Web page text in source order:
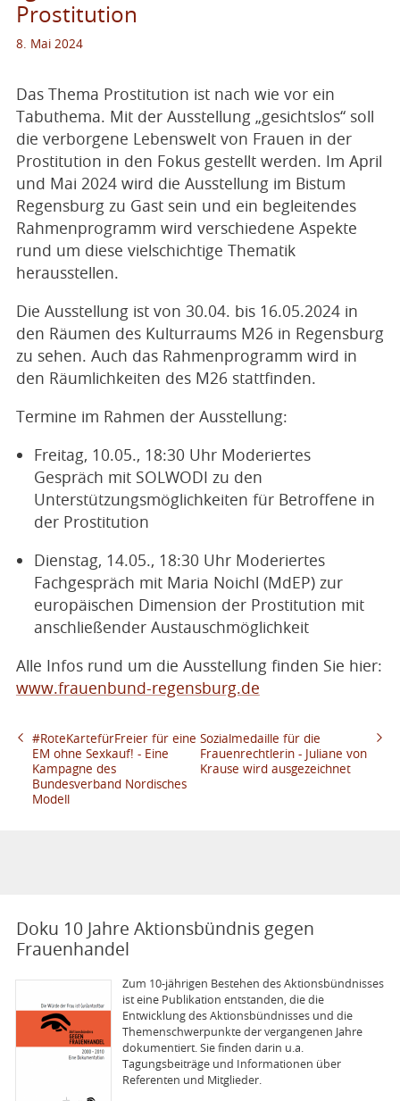
Fachtagungen
Impressum und Datenschutzerklärung
Prostitution
8. Mai 2024
Das Thema Prostitution ist nach wie vor ein
Tabuthema. Mit der Ausstellung „gesichtslos“ soll
die verborgene Lebenswelt von Frauen in der
Prostitution in den Fokus gestellt werden. Im April
und Mai 2024 wird die Ausstellung im Bistum
Regensburg zu Gast sein und ein begleitendes
Rahmenprogramm wird verschiedene Aspekte
rund um diese vielschichtige Thematik
herausstellen.
Die Ausstellung ist von 30.04. bis 16.05.2024 in
den Räumen des Kulturraums M26 in Regensburg
zu sehen. Auch das Rahmenprogramm wird in
den Räumlichkeiten des M26 stattfinden.
Termine im Rahmen der Ausstellung:
Freitag, 10.05., 18:30 Uhr Moderiertes
Gespräch mit SOLWODI zu den
Unterstützungsmöglichkeiten für Betroffene in
der Prostitution
Dienstag, 14.05., 18:30 Uhr Moderiertes
Fachgespräch mit Maria Noichl (MdEP) zur
europäischen Dimension der Prostitution mit
anschließender Austauschmöglichkeit
Alle Infos rund um die Ausstellung finden Sie hier:
www.frauenbund-regensburg.de
#RoteKartefürFreier für eine
EM ohne Sexkauf! - Eine
Kampagne des
Bundesverband Nordisches
Modell
Sozialmedaille für die
Frauenrechtlerin - Juliane von
Krause wird ausgezeichnet
Doku 10 Jahre Aktionsbündnis gegen
Frauenhandel
Zum 10-jährigen Bestehen des Aktions­bünd­nisses
ist eine Publikation entstanden, die die
Entwicklung des Aktionsbündnisses und die
Themenschwerpunkte der vergangenen Jahre
dokumentiert. Sie finden darin u.a.
Tagungsbeiträge und Informationen über
Referenten und Mitglieder.